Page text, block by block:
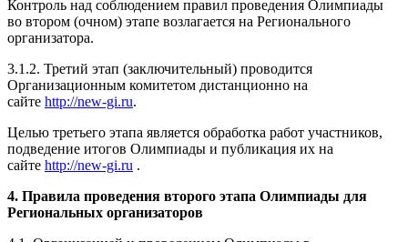
Контроль над соблюдением правил проведения Олимпиады
во втором (очном) этапе возлагается на Регионального
организатора.
3.1.2. Третий этап (заключительный) проводится
Организационным комитетом дистанционно на
сайте http://new-gi.ru.
Целью третьего этапа является обработка работ участников,
подведение итогов Олимпиады и публикация их на
сайте http://new-gi.ru .
4. Правила проведения второго этапа Олимпиады для
Региональных организаторов